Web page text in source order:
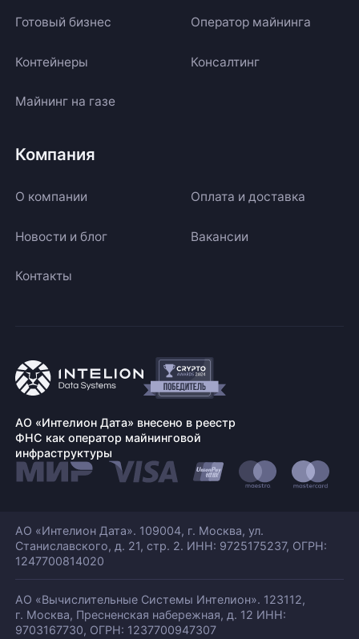
Готовый бизнес
Контейнеры
Майнинг на газе
Оператор майнинга
Консалтинг
Компания
О компании Оплата и доставка
Новости и блог Вакансии
Контакты
АО «Интелион Дата» внесено в реестр
ФНС как оператор майнинговой
инфраструктуры
АО «Интелион Дата». 109004, г. Москва, ул.
Станиславского, д. 21, стр. 2. ИНН: 9725175237, ОГРН:
1247700814020
АО «Вычислительные Системы Интелион». 123112,
г. Москва, Пресненская набережная, д. 12 ИНН:
9703167730, ОГРН: 1237700947307